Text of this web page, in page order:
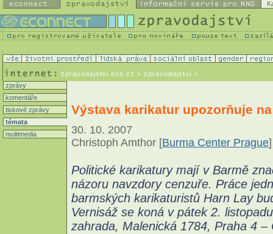
zpravodajstvi.ecn.cz > zpravodajství >
zprávy
komentáře
tiskové zprávy
témata
multimedia
Výstava karikatur upozorňuje
30. 10. 2007
Christoph Amthor [Burma Center Prague
Politické karikatury mají v Barmě
názoru navzdory cenzuře. Práce
barmských karikaturistů Harn Lay
Vernisáž se koná v pátek 2.
zahrada, Malenická 1784, Praha 4 –